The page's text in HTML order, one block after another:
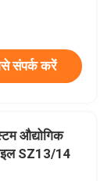
संपर्क करें
औद्योगिक
SZ13/14